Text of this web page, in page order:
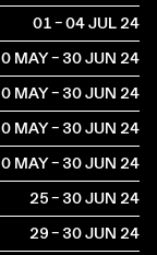
01 – 04 JUL2024
MAY – 30 JUN2024
MAY – 30 JUN2024
MAY – 30 JUN2024
MAY – 30 JUN2024
25 – 30 JUN2024
29 – 30 JUN2024